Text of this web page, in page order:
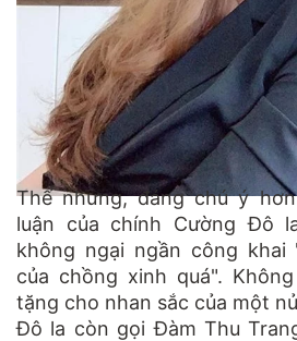
Thế nhưng, đáng chú ý
luận của chính Cường Đô
không ngại ngần công khai
của chồng xinh quá".
tặng cho nhan sắc của một
Đô la còn gọi Đàm Thu